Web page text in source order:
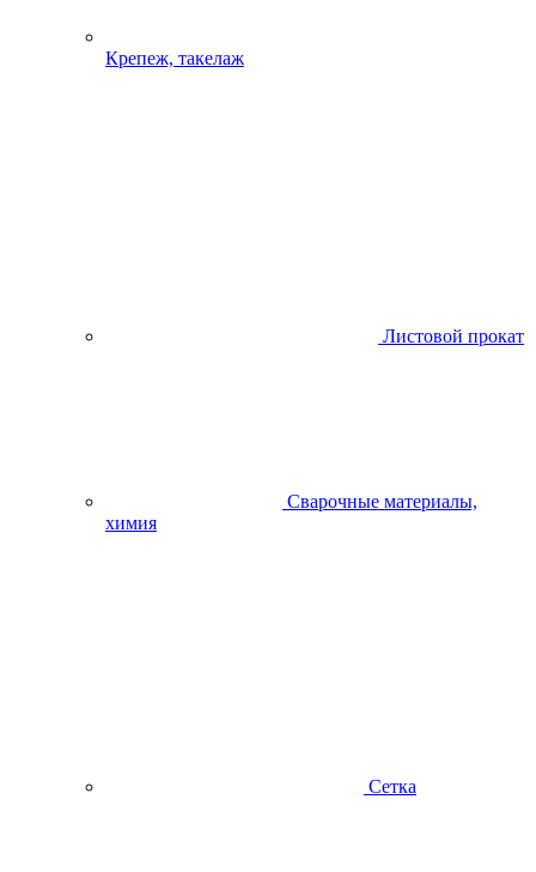
Крепеж, такелаж
Листовой прокат
Сварочные материалы,
химия
Сетка